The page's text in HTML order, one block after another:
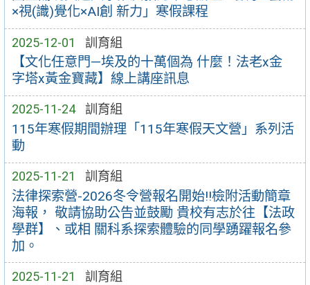
×視(識)覺化×AI創 新力」寒假課程
2025-12-01 訓育組
【文化任意門—埃及的十萬個為 什麼！法老x金
字塔x黃金寶藏】線上講座訊息
2025-11-24 訓育組
115年寒假期間辦理「115年寒假天文營」系列活
動
2025-11-21 訓育組
法律探索營-2026冬令營報名開始!!檢附活動簡章
海報， 敬請協助公告並鼓勵 貴校有志於往【法政
學群】、或相 關科系探索體驗的同學踴躍報名參
加。
2025-11-21 訓育組